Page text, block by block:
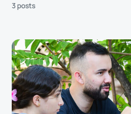
3 posts